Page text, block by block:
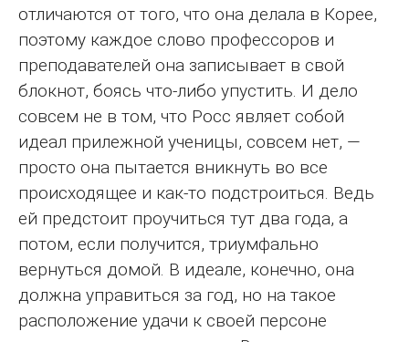
отличаются от того, что она делала в Корее,
поэтому каждое слово профессоров и
преподавателей она записывает в свой
блокнот, боясь что-либо упустить. И дело
совсем не в том, что Росс являет собой
идеал прилежной ученицы, совсем нет, —
просто она пытается вникнуть во все
происходящее и как-то подстроиться. Ведь
ей предстоит проучиться тут два года, а
потом, если получится, триумфально
вернуться домой. В идеале, конечно, она
должна управиться за год, но на такое
расположение удачи к своей персоне